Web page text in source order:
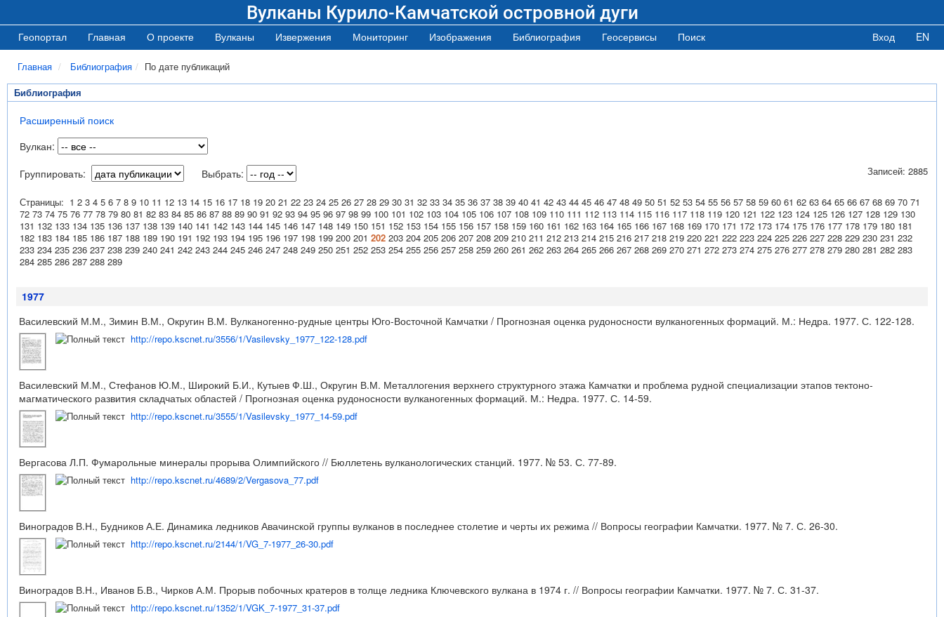
Вулканы Курило-Камчатской островной дуги
Геопортал Главная О проекте Вулканы Извержения Мониторинг Изображения Библиография Геосервисы Поиск Вход EN
Главная Библиография По дате публикаций
Библиография
Расширенный поиск
Вулкан:
Группировать:
Выбрать: Записей: 2885
Страницы: 1 2 3 4 5 6 7 8 9 10 11 12 13 14 15 16 17 18 19 20 21 22 23 24 25 26 27 28 29 30 31 32 33 34 35 36 37 38 39 40 41 42 43 44 45 46 47 48 49 50 51 52 53 54 55 56 57 58 59 60 61 62 63 64 65 66 67 68 69 70 71
72 73 74 75 76 77 78 79 80 81 82 83 84 85 86 87 88 89 90 91 92 93 94 95 96 97 98 99 100 101 102 103 104 105 106 107 108 109 110 111 112 113 114 115 116 117 118 119 120 121 122 123 124 125 126 127 128 129 130
131 132 133 134 135 136 137 138 139 140 141 142 143 144 145 146 147 148 149 150 151 152 153 154 155 156 157 158 159 160 161 162 163 164 165 166 167 168 169 170 171 172 173 174 175 176 177 178 179 180 181
182 183 184 185 186 187 188 189 190 191 192 193 194 195 196 197 198 199 200 201 202 203 204 205 206 207 208 209 210 211 212 213 214 215 216 217 218 219 220 221 222 223 224 225 226 227 228 229 230 231 232
233 234 235 236 237 238 239 240 241 242 243 244 245 246 247 248 249 250 251 252 253 254 255 256 257 258 259 260 261 262 263 264 265 266 267 268 269 270 271 272 273 274 275 276 277 278 279 280 281 282 283
284 285 286 287 288 289
1977
Василевский М.М., Зимин В.М., Округин В.М. Вулканогенно-рудные центры Юго-Восточной Камчатки / Прогнозная оценка рудоносности вулканогенных формаций. М.: Недра. 1977. С. 122-128.
http://repo.kscnet.ru/3556/1/Vasilevsky_1977_122-128.pdf
Василевский М.М., Стефанов Ю.М., Широкий Б.И., Кутыев Ф.Ш., Округин В.М. Металлогения верхнего структурного этажа Камчатки и проблема рудной специализации этапов тектоно-
магматического развития складчатых областей / Прогнозная оценка рудоносности вулканогенных формаций. М.: Недра. 1977. С. 14-59.
http://repo.kscnet.ru/3555/1/Vasilevsky_1977_14-59.pdf
Вергасова Л.П. Фумарольные минералы прорыва Олимпийского // Бюллетень вулканологических станций. 1977. № 53. С. 77-89.
http://repo.kscnet.ru/4689/2/Vergasova_77.pdf
Виноградов В.Н., Будников А.Е. Динамика ледников Авачинской группы вулканов в последнее столетие и черты их режима // Вопросы географии Камчатки. 1977. № 7. С. 26-30.
http://repo.kscnet.ru/2144/1/VG_7-1977_26-30.pdf
Виноградов В.Н., Иванов Б.В., Чирков А.М. Прорыв побочных кратеров в толще ледника Ключевского вулкана в 1974 г. // Вопросы географии Камчатки. 1977. № 7. С. 31-37.
http://repo.kscnet.ru/1352/1/VGK_7-1977_31-37.pdf